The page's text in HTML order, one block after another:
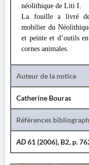
néolithique de Liti I.
La fouille a livré
mobilier du
et peinte et d’outils
cornes animales.
Auteur de la notice
Catherine Bouras
Références
AD61 (2006), B2, p.